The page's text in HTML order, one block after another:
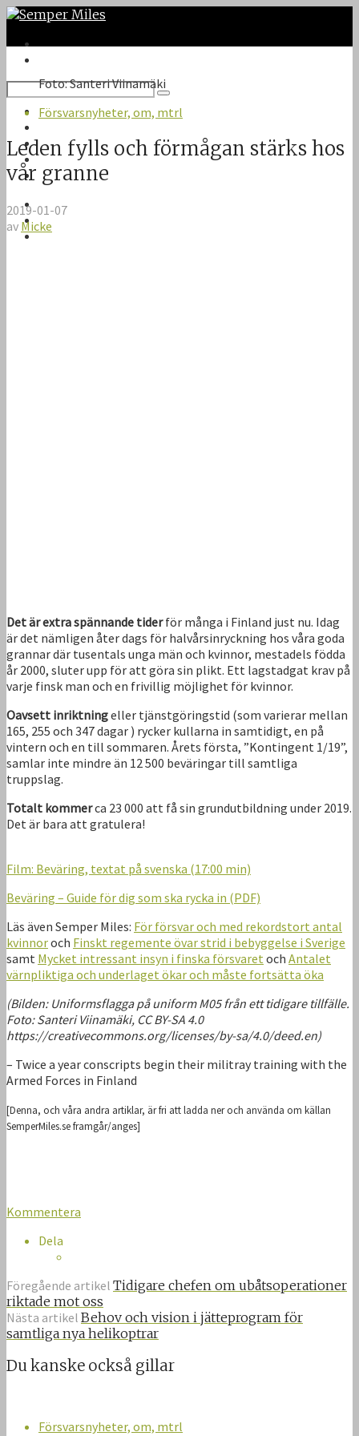
Twitter
Instagram
VK
Facebook
Första sidan
Om Semper Miles
Kontakt
Foto: Santeri Viinamäki
Försvarsnyheter, om, mtrl
Leden fylls och förmågan stärks hos
vår granne
2019-01-07
av Micke
Det är extra spännande tiderför många i Finland just nu. Idag
är det nämligen åter dags för halvårsinryckning hos våra goda
grannar där tusentals unga män och kvinnor, mestadels födda
år 2000, sluter upp för att göra sin plikt. Ett lagstadgat krav på
varje finsk man och en frivillig möjlighet för kvinnor.
Oavsett inriktningeller tjänstgöringstid (som varierar mellan
165, 255 och 347 dagar ) rycker kullarna in samtidigt, en på
vintern och en till sommaren. Årets första, ”Kontingent 1/19”,
samlar inte mindre än 12 500 beväringar till samtliga
truppslag.
Totalt kommerca 23 000 att få sin grundutbildning under 2019.
Det är bara att gratulera!
Film: Beväring, textat på svenska (17:00 min)
Beväring – Guide för dig som ska rycka in (PDF)
Läs även Semper Miles: För försvar och med rekordstort antal
kvinnoroch Finskt regemente övar strid i bebyggelse i Sverige
samt Mycket intressant insyn i finska försvaret och Antalet
värnpliktiga och underlaget ökar och måste fortsätta öka
(Bilden: Uniformsflagga på uniform M05 från ett tidigare tillfälle.
Foto: Santeri Viinamäki, CC BY-SA 4.0
https://creativecommons.org/licenses/by-sa/4.0/deed.en)
– Twice a year conscripts begin their militray training with the
Armed Forces in Finland
[Denna, och våra andra artiklar, är fri att ladda ner och använda om källan
SemperMiles.se framgår/anges]
Kommentera
Dela
Föregående artikel Tidigare chefen om ubåtsoperationer
riktade mot oss
Nästa artikel Behov och vision i jätteprogram för
samtliga nya helikoptrar
Du kanske också gillar
Försvarsnyheter, om, mtrl